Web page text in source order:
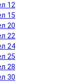
12
15
20
22
24
25
28
30